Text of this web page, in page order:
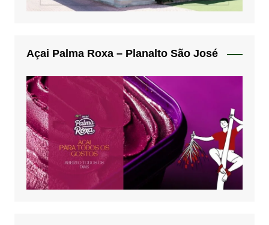
Açai Palma Roxa – Planalto São José